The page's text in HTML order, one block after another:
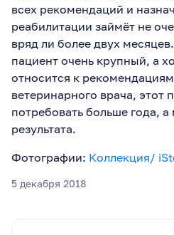
всех рекомендаций и
реабилитации займёт не
вряд ли более двух
пациент очень крупный, а
относится к
ветеринарного врача, этот
потребовать больше года,
результата.
Фотографии: Коллекция/
5 декабря 2018